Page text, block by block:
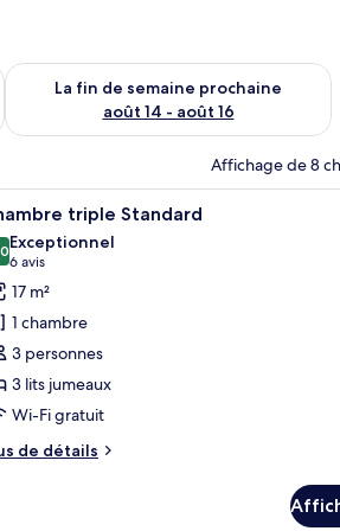
semaine août 7 - août 9
La fin de semaine prochaine
août 14 - août 16
Vérifier la disponibilité pour la fin de
Affichage de 8
une armoire, un petit bureau et un luminaire
:
Une chambre
9 triple Standard
sur 10
Exceptionnel
6 avis
(6 avis)
17 m²
1 chambre
3 personnes
3 lits jumeaux
Wi-Fi gratuit
de détails